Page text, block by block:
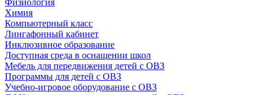
Физиология
Химия
Компьютерный класс
Лингафонный кабинет
Инклюзивное образование
Доступная среда в оснащении школ
Мебель для передвижения детей с ОВЗ
Программы для детей с ОВЗ
Учебно-игровое оборудование с ОВЗ